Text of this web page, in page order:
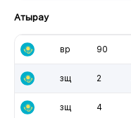
Атырау
вр 90
зщ 2
зщ 4